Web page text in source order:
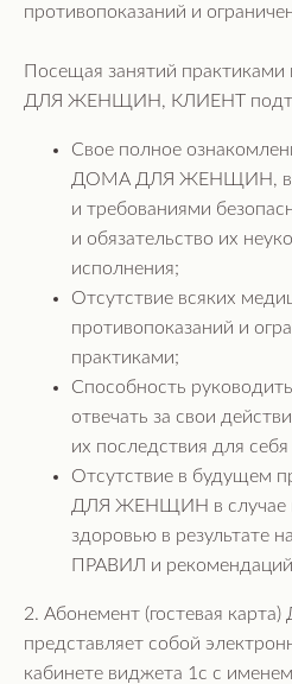
противопоказаний и
Посещая занятий
ДЛЯ ЖЕНЩИН, КЛИЕНТ
Свое полное
ДОМА ДЛЯ ЖЕНЩИН, в
и требованиями
и обязательство их
исполнения;
Отсутствие всяких
противопоказаний и
практиками;
Способность
отвечать за свои
их последствия для
Отсутствие в будущем
ДЛЯ ЖЕНЩИН в случае
здоровью в результате
ПРАВИЛ и рекомендаций
2. Абонемент (гостевая
представляет собой
кабинете виджета 1с с